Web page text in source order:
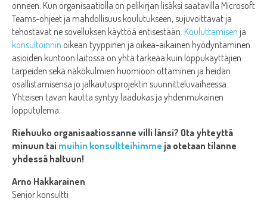
onneen. Kun organisaatiolla on pelikirjan lisäksi saatavilla Microsoft
Teams-ohjeet ja mahdollisuus koulutukseen, sujuvoittavat ja
tehostavat ne sovelluksen käyttöä entisestään. Kouluttamisen ja
konsultoinnin oikean tyyppinen ja oikea-aikainen hyödyntäminen
asioiden kuntoon laitossa on yhtä tärkeää kuin loppukäyttäjien
tarpeiden sekä näkökulmien huomioon ottaminen ja heidän
osallistamisensa jo jalkautusprojektin suunnitteluvaiheessa.
Yhteisen tavan kautta syntyy laadukas ja yhdenmukainen
lopputulema.
Riehuuko organisaatiossanne villi länsi? Ota yhteyttä
minuun tai muihin konsultteihimme ja otetaan tilanne
yhdessä haltuun!
Arno Hakkarainen
Senior konsultti